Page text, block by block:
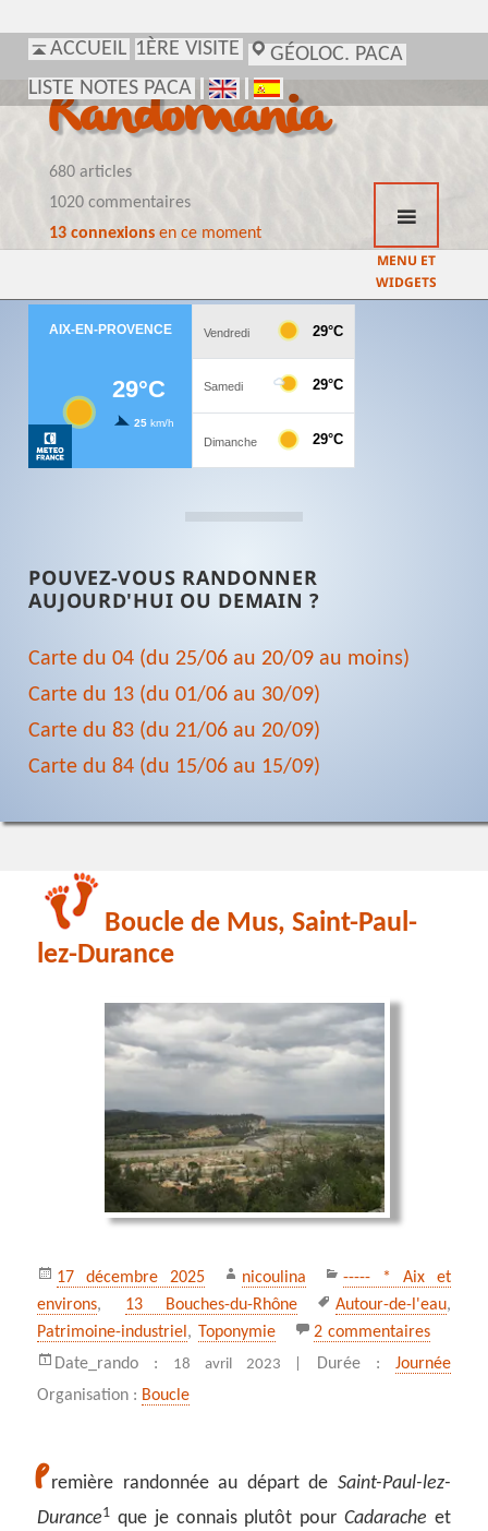
ACCUEIL 1ÈRE VISITE
GÉOLOC. PACA
LISTE NOTES PACA
Randomania
680 articles
1020 commentaires
13 connexionsen ce moment
MENU ET
WIDGETS
POUVEZ-VOUS RANDONNER
AUJOURD'HUI OU DEMAIN ?
Carte du 04 (du 25/06 au 20/09 au moins)
Carte du 13 (du 01/06 au 30/09)
Carte du 83 (du 21/06 au 20/09)
Carte du 84 (du 15/06 au 15/09)
Boucle de Mus, Saint-Paul-
lez-Durance
Publié
le
17 décembre 2025 Auteur
nicoulina Catégories
----- * Aix et
environs, 13 Bouches-du-Rhône
Mots-
clés
Autour-de-l'eau,
Patrimoine-industriel, Toponymie 2 commentairessur
Date_rando : 18 avril 2023 | Durée : Journée
Organisation : Boucle
Première randonnée au départ de Saint-Paul-lez-
Durance1 que je connais plutôt pour Cadarache et